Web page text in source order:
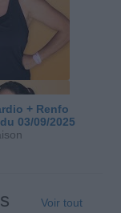
+ Renfo
03/09/2025
Voir tout